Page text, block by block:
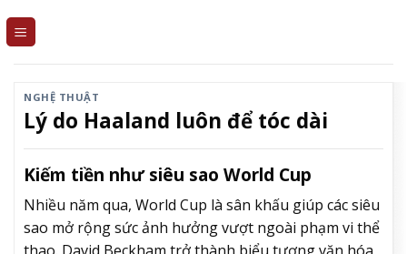
NGHỆ THUẬT
Lý do Haaland luôn để tóc dài
Kiếm tiền như siêu sao World Cup
Nhiều năm qua, World Cup là sân khấu giúp các siêu
sao mở rộng sức ảnh hưởng vượt ngoài phạm vi thể